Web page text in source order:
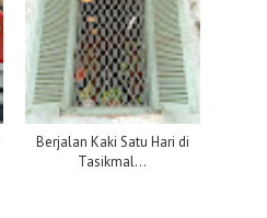
Berjalan Kaki Satu Hari di
Tasikmal...